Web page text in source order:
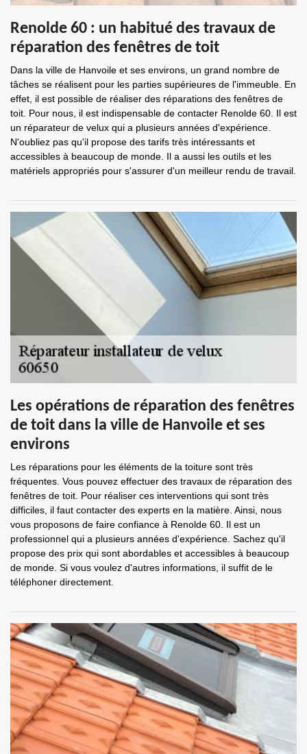
Renolde 60 : un habitué des travaux de
réparation des fenêtres de toit
Dans la ville de Hanvoile et ses environs, un grand nombre de
tâches se réalisent pour les parties supérieures de l'immeuble. En
effet, il est possible de réaliser des réparations des fenêtres de
toit. Pour nous, il est indispensable de contacter Renolde 60. Il est
un réparateur de velux qui a plusieurs années d'expérience.
N'oubliez pas qu'il propose des tarifs très intéressants et
accessibles à beaucoup de monde. Il a aussi les outils et les
matériels appropriés pour s'assurer d'un meilleur rendu de travail.
Les opérations de réparation des fenêtres
de toit dans la ville de Hanvoile et ses
environs
Les réparations pour les éléments de la toiture sont très
fréquentes. Vous pouvez effectuer des travaux de réparation des
fenêtres de toit. Pour réaliser ces interventions qui sont très
difficiles, il faut contacter des experts en la matière. Ainsi, nous
vous proposons de faire confiance à Renolde 60. Il est un
professionnel qui a plusieurs années d'expérience. Sachez qu'il
propose des prix qui sont abordables et accessibles à beaucoup
de monde. Si vous voulez d'autres informations, il suffit de le
téléphoner directement.